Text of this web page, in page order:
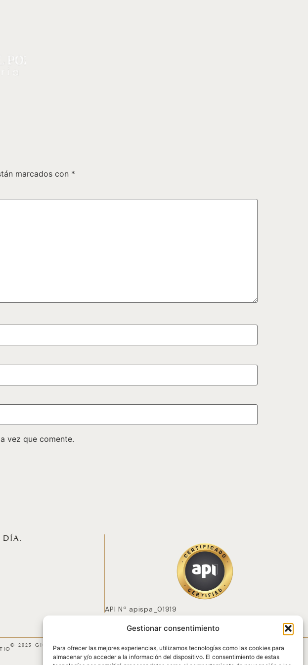
Gestionar consentimiento
Para ofrecer las mejores experiencias, utilizamos tecnologías como las cookies para
almacenar y/o acceder a la información del dispositivo. El consentimiento de estas
marcados con *
vez que comente.
DÍA.
API Nº apispa_01919
© 2025 GICONDA DEL POZO